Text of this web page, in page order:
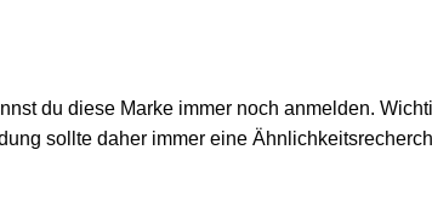
du diese Marke immer noch anmelden.
sollte daher immer eine